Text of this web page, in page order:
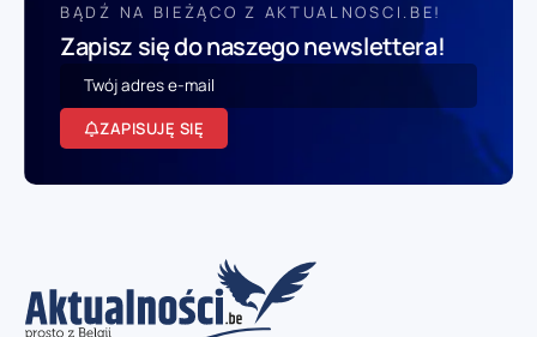
BĄDŹ NA BIEŻĄCO Z AKTUALNOSCI.BE!
Zapisz się do naszego newslettera!
ZAPISUJĘ SIĘ